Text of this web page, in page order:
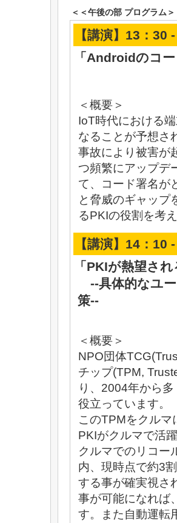
＜＜午後の部 プログラム
【講演】13：30
「Androidのコ
＜概要＞
IoT時代における
なることが予想さ
事故により被害が
つ頻繁にアップデ
て、コード署名が
と脅威のギャップ
るPKIの役割を考
【講演】14：10
「PKIが熱望さ
--具体的なユ
策--
＜概要＞
NPO団体
チップ(TPM,
り、2004年から
役立っています。
このTPMをクル
PKIがクルマで活
クルマでのリコー
内、現時点で約3
する事が確実視さ
事が可能になれば
す。また自動運転